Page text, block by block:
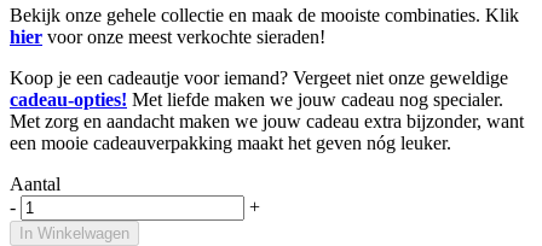
Bekijk onze gehele collectie en maak de mooiste combinaties. Klik
hier voor onze meest verkochte sieraden!
Koop je een cadeautje voor iemand? Vergeet niet onze geweldige
cadeau-opties! Met liefde maken we jouw cadeau nog specialer.
Met zorg en aandacht maken we jouw cadeau extra bijzonder, want
een mooie cadeauverpakking maakt het geven nóg leuker.
Aantal
-
+
In Winkelwagen